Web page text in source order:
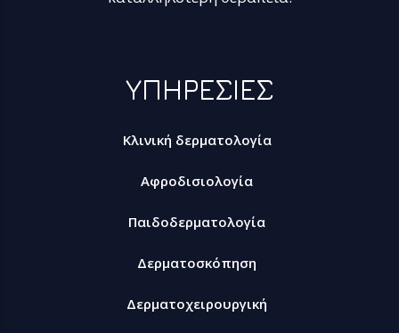
ΥΠΗΡΕΣΙΕΣ
Κλινική δερματολογία
Αφροδισιολογία
Παιδοδερματολογία
Δερματοσκόπηση
Δερματοχειρουργική